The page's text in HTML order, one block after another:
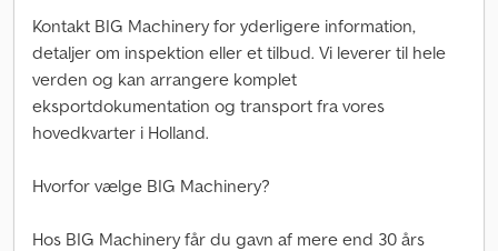
Kontakt BIG Machinery for yderligere information,
detaljer om inspektion eller et tilbud. Vi leverer til hele
verden og kan arrangere komplet
eksportdokumentation og transport fra vores
hovedkvarter i Holland.
Hvorfor vælge BIG Machinery?
Hos BIG Machinery får du gavn af mere end 30 års